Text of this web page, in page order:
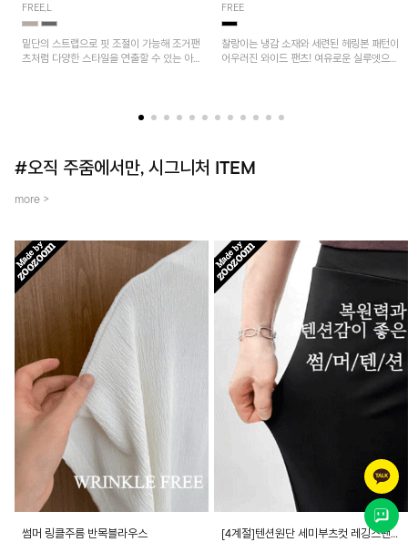
FREE,L
밑단의 스트랩으로 핏 조절이 가능해 조거팬
츠처럼 다양한 스타일을 연출할 수 있는 아
FREE
찰랑이는 냉감 소재와 세련된 헤링본 패턴이
어우러진 와이드 팬츠! 여유로운 실루엣으로
#오직 주줌에서만, 시그니처 ITEM
more >
썸머 링클주름 반목블라우스 [4계절]텐션원단 세미부츠컷 레깅스팬